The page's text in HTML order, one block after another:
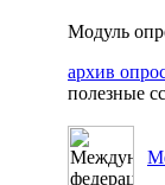
Модуль
архив
полезные